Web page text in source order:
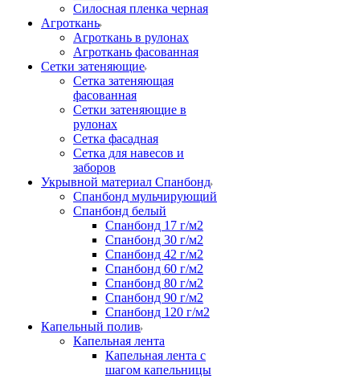
Силосная пленка черная
Агроткань
Агроткань в рулонах
Агроткань фасованная
Сетки затеняющие
Сетка затеняющая
фасованная
Сетки затеняющие в
рулонах
Сетка фасадная
Сетка для навесов и
заборов
Укрывной материал Спанбонд
Спанбонд мульчирующий
Спанбонд белый
Спанбонд 17 г/м2
Спанбонд 30 г/м2
Спанбонд 42 г/м2
Спанбонд 60 г/м2
Спанбонд 80 г/м2
Спанбонд 90 г/м2
Спанбонд 120 г/м2
Капельный полив
Капельная лента
Капельная лента с
шагом капельницы